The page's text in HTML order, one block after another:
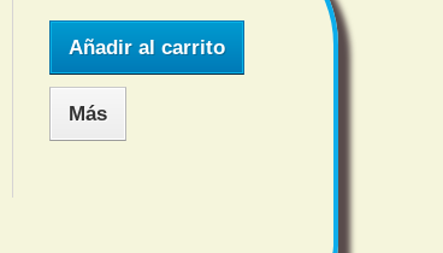
Añadir al carrito
Más